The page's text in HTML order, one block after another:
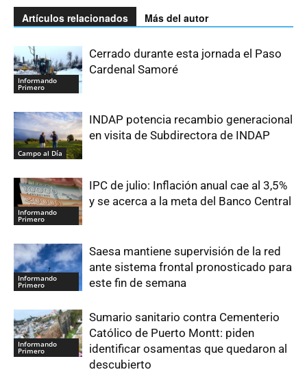
Artículos relacionados Más del autor
Informando
Primero
Cerrado durante esta jornada el Paso
Cardenal Samoré
Campo al Día
INDAP potencia recambio generacional
en visita de Subdirectora de INDAP
Informando
Primero
IPC de julio: Inflación anual cae al 3,5%
y se acerca a la meta del Banco Central
Informando
Primero
Saesa mantiene supervisión de la red
ante sistema frontal pronosticado para
este fin de semana
Informando
Primero
Sumario sanitario contra Cementerio
Católico de Puerto Montt: piden
identificar osamentas que quedaron al
descubierto